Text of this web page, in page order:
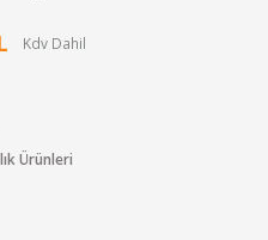
Ürünleri